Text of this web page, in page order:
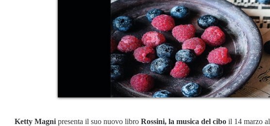
Ketty Magni presenta il suo nuovo libro Rossini, la musica del cibo il 14 marzo al